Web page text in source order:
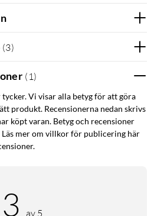
× 1296) med 130° synfält för bred
som täcker linsen helt när
granska detaljer.
och tvåvägsljud.
5 GHz) för stabil anslutning.
C – ingen batteriladdning.
rummet
(3)
( 1 )
Vi visar alla betyg för att göra
produkt. Recensionerna nedan skrivs
köpt varan. Betyg och recensioner
Läs mer om villkor för publicering här
3 av 5